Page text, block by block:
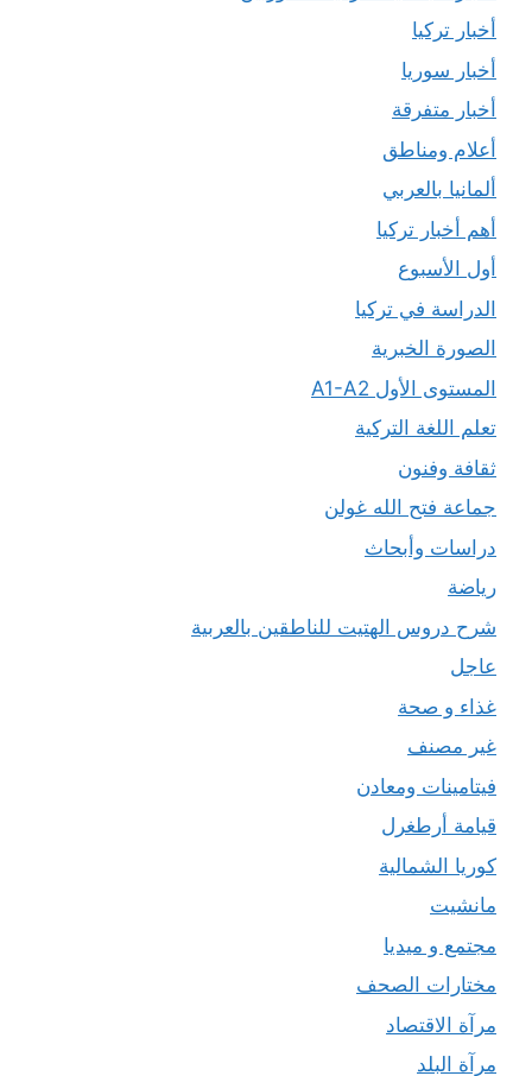
أخبار تركيا
أخبار سوريا
أخبار متفرقة
أعلام ومناطق
ألمانيا بالعربي
أهم أخبار تركيا
أول الأسبوع
الدراسة في تركيا
الصورة الخبرية
المستوى الأول A1-A2
تعلم اللغة التركية
ثقافة وفنون
جماعة فتح الله غولن
دراسات وأبحاث
رياضة
شرح دروس الهتيت للناطقين بالعربية
عاجل
غذاء و صحة
غير مصنف
فيتامينات ومعادن
قيامة أرطغرل
كوريا الشمالية
مانشيت
مجتمع و ميديا
مختارات الصحف
مرآة الاقتصاد
مرآة البلد